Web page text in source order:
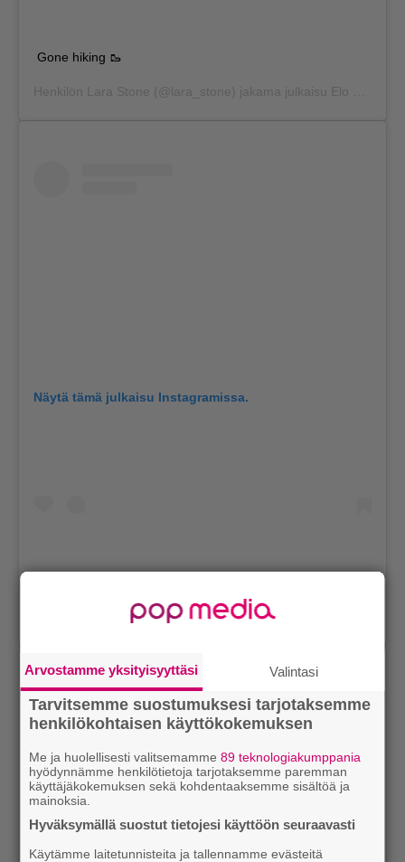
Gone hiking 🥾
Henkilön Lara Stone (@lara_stone) jakama julkaisu Elo 19, 2019 kello 10.11 PDT
Näytä tämä julkaisu Instagramissa.
Lara Stone(@lara_stone) jakama julkaisu
Arvostamme yksityisyyttäsi Valintasi
Tarvitsemme suostumuksesi tarjotaksemme
henkilökohtaisen käyttökokemuksen
Me ja huolellisesti valitsemamme89 teknologiakumppania
hyödynnämme henkilötietoja tarjotaksemme paremman
käyttäjäkokemuksen sekä kohdentaaksemme sisältöä ja
mainoksia.
Hyväksymällä suostut tietojesi käyttöön seuraavasti
Käytämme laitetunnisteita ja tallennamme evästeitä